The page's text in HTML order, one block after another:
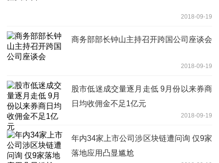
2018-09-19
商务部部长钟山主持召开跨国公司座谈会
2018-09-19
股市低迷成交量逐月走低 9月份以来券商
日均收佣金不足1亿元
2018-09-19
年内34家上市公司涉区块链遭问询 仅9家
落地应用凸显尴尬